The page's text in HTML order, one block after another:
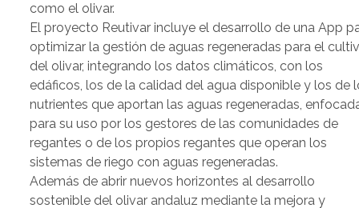
como el olivar.
El proyecto Reutivar incluye el desarrollo de una App
optimizar la gestión de aguas regeneradas para el
del olivar, integrando los datos climáticos, con los
edáficos, los de la calidad del agua disponible y los de
nutrientes que aportan las aguas regeneradas,
para su uso por los gestores de las comunidades de
regantes o de los propios regantes que operan los
sistemas de riego con aguas regeneradas.
Además de abrir nuevos horizontes al desarrollo
sostenible del olivar andaluz mediante la mejora y